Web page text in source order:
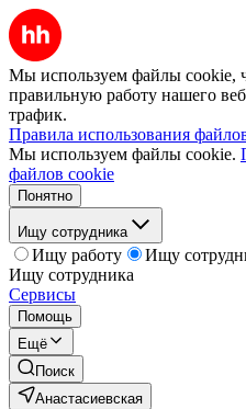
Мы используем файлы cookie,
правильную работу нашего
трафик.
Правила использования
Мы используем файлы cookie.
файлов cookie
Понятно
Ищу сотрудника
Ищу работу
Ищу
Ищу сотрудника
Сервисы
Помощь
Ещё
Поиск
Анастасиевская